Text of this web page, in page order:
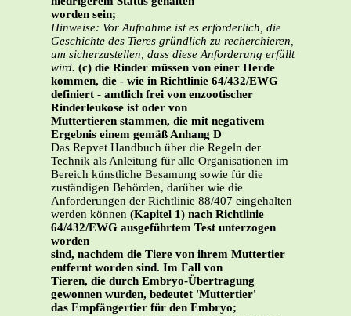
worden sein;
Hinweise: Vor Aufnahme ist es erforderlich, die
Geschichte des Tieres gründlich zu recherchieren,
um sicherzustellen, dass diese Anforderung erfüllt
wird. (c) die Rinder müssen von einer Herde
kommen, die - wie in Richtlinie 64/432/EWG
definiert - amtlich frei von enzootischer
Rinderleukose ist oder von
Muttertieren stammen, die mit negativem
Ergebnis einem gemäß Anhang D
Das Repvet Handbuch über die Regeln der
Technik als Anleitung für alle Organisationen im
Bereich künstliche Besamung sowie für die
zuständigen Behörden, darüber wie die
Anforderungen der Richtlinie 88/407 eingehalten
werden können (Kapitel 1) nach Richtlinie
64/432/EWG ausgeführtem Test unterzogen
worden
sind, nachdem die Tiere von ihrem Muttertier
entfernt worden sind. Im Fall von
Tieren, die durch Embryo-Übertragung
gewonnen wurden, bedeutet 'Muttertier'
das Empfängertier für den Embryo;